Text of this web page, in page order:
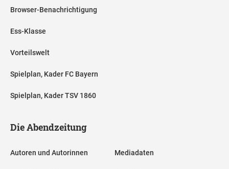
Browser-Benachrichtigung
Ess-Klasse
Vorteilswelt
Spielplan, Kader FC Bayern
Spielplan, Kader TSV 1860
Die Abendzeitung
Autoren und Autorinnen Mediadaten